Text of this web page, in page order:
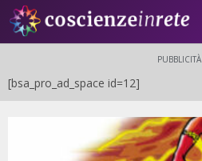
PUBBLICITÀ
[bsa_pro_ad_space id=12]